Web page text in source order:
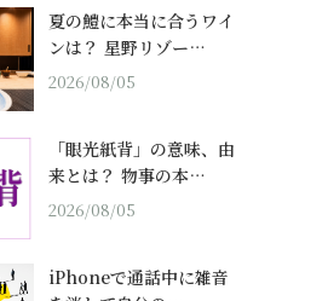
夏の鱧に本当に合うワイ
ンは？ 星野リゾー…
2026/08/05
「眼光紙背」の意味、由
来とは？ 物事の本…
2026/08/05
iPhoneで通話中に雑音